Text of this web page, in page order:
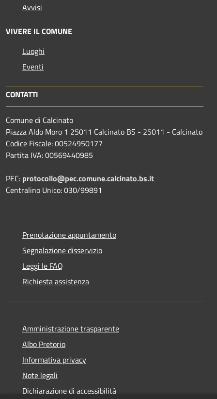
Avvisi
VIVERE IL COMUNE
Luoghi
Eventi
CONTATTI
Comune di Calcinato
Piazza Aldo Moro 1 25011 Calcinato BS - 25011 - Calcinato
Codice Fiscale: 00524950177
Partita IVA: 00569440985
PEC: protocollo@pec.comune.calcinato.bs.it
Centralino Unico: 030/99891
Prenotazione appuntamento
Segnalazione disservizio
Leggi le FAQ
Richiesta assistenza
Amministrazione trasparente
Albo Pretorio
Informativa privacy
Note legali
Dichiarazione di accessibilità